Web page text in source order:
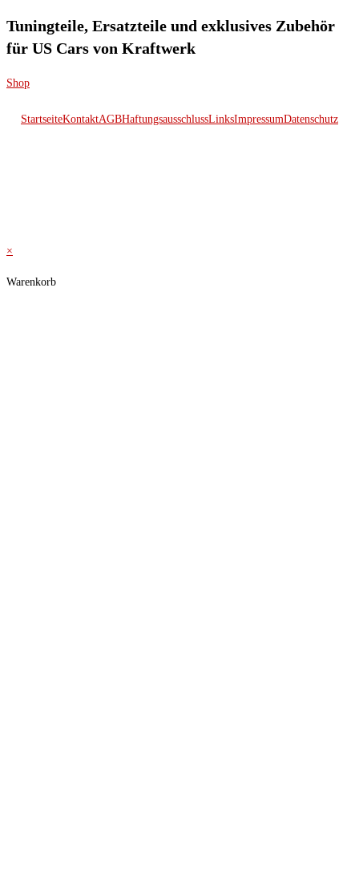
Tuningteile, Ersatzteile und exklusives Zubehör
für US Cars von Kraftwerk
Shop
StartseiteKontaktAGBHaftungsausschlussLinksImpressumDatenschutz
×
Warenkorb